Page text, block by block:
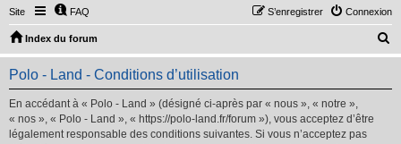
Site FAQ Connexion
S’enregistrer
Index du forum
e
Polo - Land - Conditions d’utilisation
En accédant à « Polo - Land » (désigné ci-après par « nous », « notre »,
« nos », « Polo - Land », « https://polo-land.fr/forum »), vous acceptez d’être
légalement responsable des conditions suivantes. Si vous n’acceptez pas